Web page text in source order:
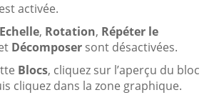
est activée.
Echelle, Rotation, Répéter le
Décomposer sont désactivées.
Blocs, cliquez sur l’aperçu du bloc
cliquez dans la zone graphique.